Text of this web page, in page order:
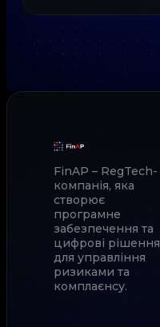
FinAP – RegTech-
компанія, яка
створює
програмне
забезпечення та
цифрові рішення
для управління
ризиками та
комплаєнсу.